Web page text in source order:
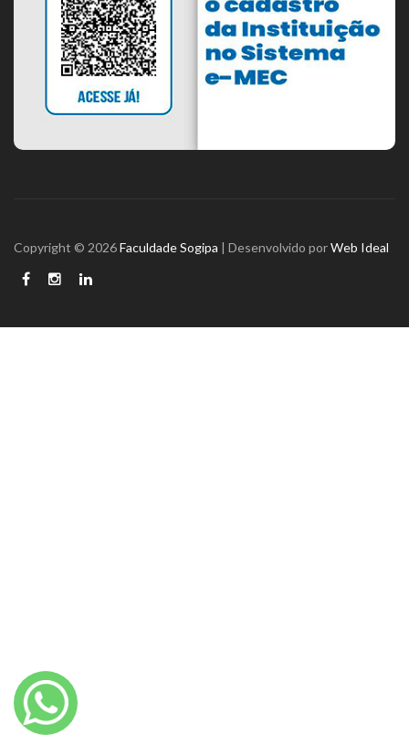
Copyright © 2026Faculdade Sogipa | Desenvolvido porWeb Ideal